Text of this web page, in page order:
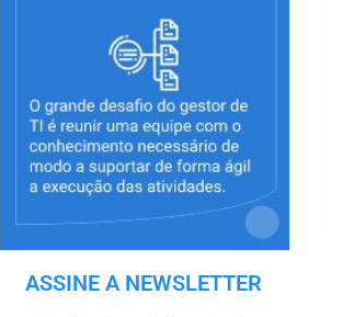
ASSINE A NEWSLETTER